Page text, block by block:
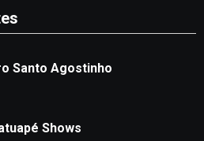
Santo Agostinho
Shows